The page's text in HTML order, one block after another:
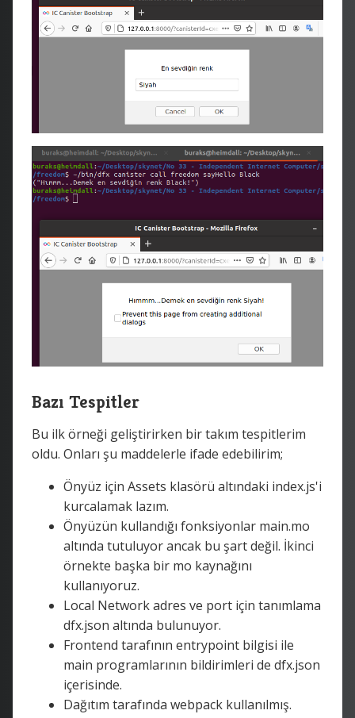
Bazı Tespitler
Bu ilk örneği geliştirirken bir takım tespitlerim
oldu. Onları şu maddelerle ifade edebilirim;
Önyüz için Assets klasörü altındaki index.js'i
kurcalamak lazım.
Önyüzün kullandığı fonksiyonlar main.mo
altında tutuluyor ancak bu şart değil. İkinci
örnekte başka bir mo kaynağını
kullanıyoruz.
Local Network adres ve port için tanımlama
dfx.json altında bulunuyor.
Frontend tarafının entrypoint bilgisi ile
main programlarının bildirimleri de dfx.json
içerisinde.
Dağıtım tarafında webpack kullanılmış.